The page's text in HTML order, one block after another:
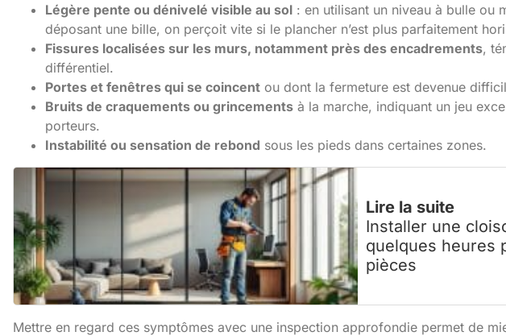
Légère pente ou dénivelé visible au sol : en utilisant un niveau à bulle ou
déposant une bille, on perçoit vite si le plancher n’est plus parfaitement
Fissures localisées sur les murs, notamment près des encadrements,
différentiel.
Portes et fenêtres qui se coincent ou dont la fermeture est devenue
Bruits de craquements ou grincements à la marche, indiquant un jeu
porteurs.
Instabilité ou sensation de rebond sous les pieds dans certaines zones.
Lire la suite
Installer une
quelques heures
pièces
Mettre en regard ces symptômes avec une inspection approfondie permet de